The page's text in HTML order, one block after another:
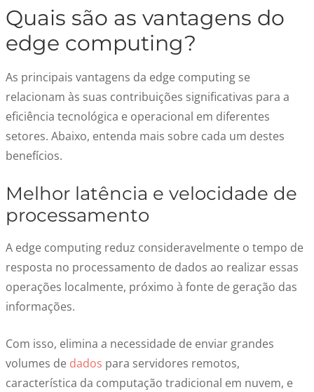
Quais são as vantagens do
edge computing?
As principais vantagens da edge computing se
relacionam às suas contribuições significativas para a
eficiência tecnológica e operacional em diferentes
setores. Abaixo, entenda mais sobre cada um destes
benefícios.
Melhor latência e velocidade de
processamento
A edge computing reduz consideravelmente o tempo de
resposta no processamento de dados ao realizar essas
operações localmente, próximo à fonte de geração das
informações.
Com isso, elimina a necessidade de enviar grandes
volumes de dados para servidores remotos,
característica da computação tradicional em nuvem, e